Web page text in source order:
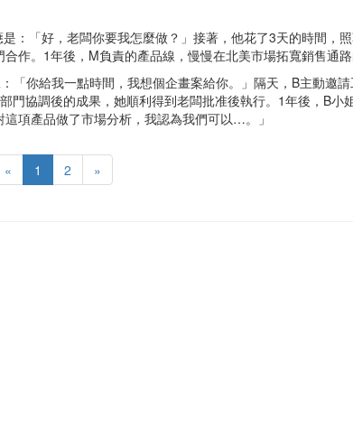
：「好，老闆你要我怎麼做？」接著，他花了3天的時間，
作。1年後，M負責的產品線，慢慢在北美市場拓寬銷售通路
你給我一點時間，我想個企畫案給你。」隔天，B主動邀
協調後的成果，她順利得到老闆批准後執行。1年後，B小
項產品做了市場分析，我認為我們可以…。」
« 1 2 »